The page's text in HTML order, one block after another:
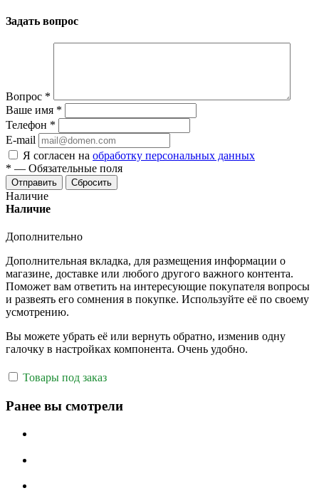
Задать вопрос
Вопрос *
Ваше имя *
Телефон *
E-mail
Я согласен на обработку персональных данных
* — Обязательные поля
Отправить Сбросить
Наличие
Наличие
Дополнительно
Дополнительная вкладка, для размещения информации о
магазине, доставке или любого другого важного контента.
Поможет вам ответить на интересующие покупателя вопросы
и развеять его сомнения в покупке. Используйте её по своему
усмотрению.
Вы можете убрать её или вернуть обратно, изменив одну
галочку в настройках компонента. Очень удобно.
Товары под заказ
Ранее вы смотрели